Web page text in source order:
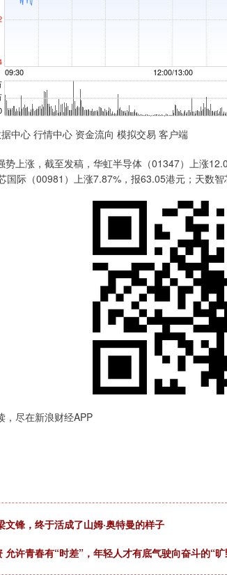
中心 行情中心 资金流向 模拟交易 客户端
上涨，截至发稿，华虹半导体（01347）上涨
国际（00981）上涨7.87%，报63.05港元；天数
，尽在新浪财经APP
文锋，终于活成了山姆·奥特曼的样子
允许青春有“时差”，年轻人才有底气驶向奋斗的“旷